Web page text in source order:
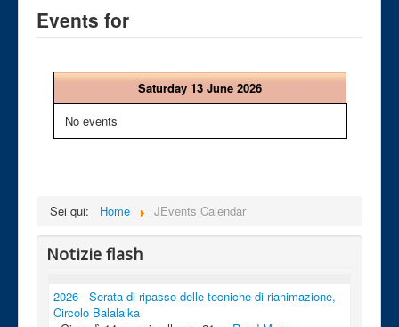
Events for
Saturday 13 June 2026
No events
Sei qui: Home JEvents Calendar
Notizie flash
2026 - Serata di ripasso delle tecniche di rianimazione,
Circolo Balalaika